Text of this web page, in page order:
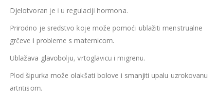
Djelotvoran je i u regulaciji hormona.
Prirodno je sredstvo koje može pomoći ublažiti menstrualne
grčeve i probleme s maternicom.
Ublažava glavobolju, vrtoglavicu i migrenu.
Plod šipurka može olakšati bolove i smanjiti upalu uzrokovanu
artritisom.